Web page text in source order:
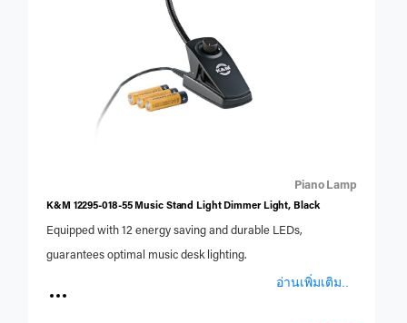
Piano Lamp
K&M 12295-018-55 Music Stand Light Dimmer Light, Black
Equipped with 12 energy saving and durable LEDs,
guarantees optimal music desk lighting.
อ่านเพิ่มเติม..